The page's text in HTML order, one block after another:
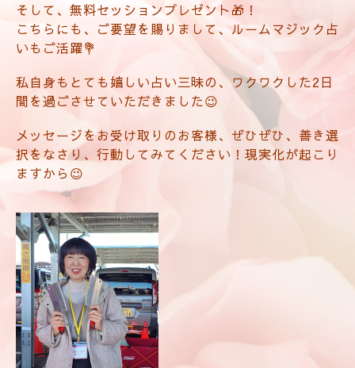
そして、無料セッションプレゼント🎁！
こちらにも、ご要望を賜りまして、ルームマジック占
いもご活躍💐
私自身もとても嬉しい占い三昧の、ワクワクした2日
間を過ごさせていただきました😉
メッセージをお受け取りのお客様、ぜひぜひ、善き選
択をなさり、行動してみてください！現実化が起こり
ますから😉